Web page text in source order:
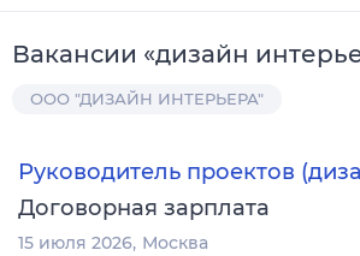
Вакансии «дизайн
ООО "ДИЗАЙН ИНТЕРЬЕРА"
Руководитель проектов
Договорная зарплата
15 июля 2026 Москва